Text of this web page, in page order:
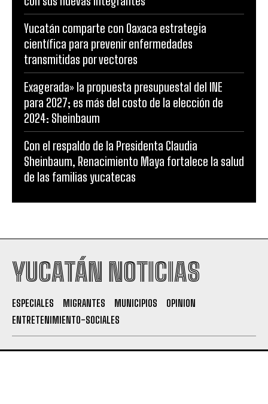
Yucatán comparte con Oaxaca estrategia
científica para prevenir enfermedades
transmitidas por vectores
Exagerada» la propuesta presupuestal del INE
para 2027; es más del costo de la elección de
2024: Sheinbaum
Con el respaldo de la Presidenta Claudia
Sheinbaum, Renacimiento Maya fortalece la salud
de las familias yucatecas
YUCATÁN NOTICIAS
ESPECIALES MIGRANTES MUNICIPIOS
OPINION
ENTRETENIMIENTO-SOCIALES